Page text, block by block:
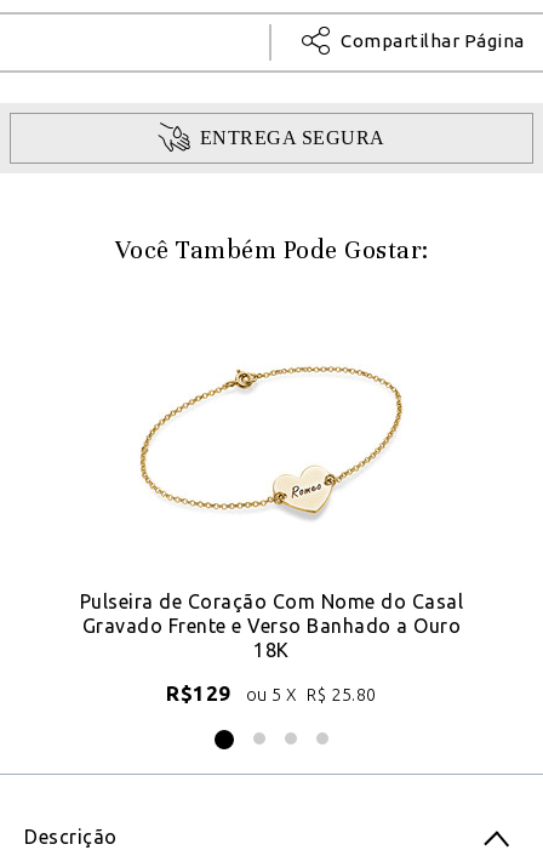
Compartilhar Página
ENTREGA SEGURA
Você Também Pode Gostar:
Pulseira de Coração Com Nome do Casal
Gravado Frente e Verso Banhado a Ouro
18K
R$129 ou 5 X R$ 25.80
Descrição